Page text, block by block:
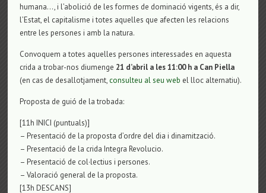
humana…, i l’abolició de les formes de dominació vigents, és a dir,
l’Estat, el capitalisme i totes aquelles que afecten les relacions
entre les persones i amb la natura.
Convoquem a totes aquelles persones interessades en aquesta
crida a trobar-nos diumenge 21 d’abril a les 11:00 h a Can Piella
(en cas de desallotjament,consulteu al seu web el lloc alternatiu).
Proposta de guió de la trobada:
[11h INICI (puntuals)]
– Presentació de la proposta d’ordre del dia i dinamització.
– Presentació de la crida Integra Revolucio.
– Presentació de col·lectius i persones.
– Valoració general de la proposta.
[13h DESCANS]